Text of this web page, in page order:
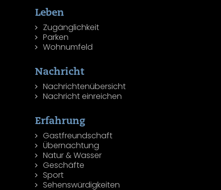
Leben
Zugänglichkeit
Parken
Wohnumfeld
Nachricht
Nachrichtenübersicht
Nachricht einreichen
Erfahrung
Gastfreundschaft
Übernachtung
Natur & Wasser
Geschäfte
Sport
Sehenswürdigkeiten